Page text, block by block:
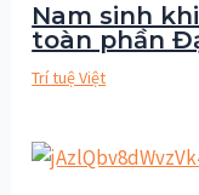
Nam sinh
toàn phần
Trí tuệ Việt